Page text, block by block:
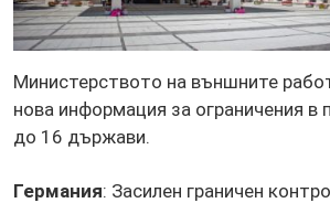
Министерството на външните
нова информация за ограничения в
до 16 държави.
Германия: Засилен граничен